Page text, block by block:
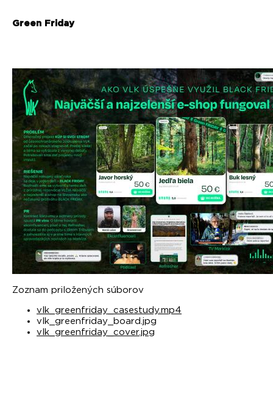
Green Friday
Zoznam priložených súborov
vlk_greenfriday_casestudy.mp4
vlk_greenfriday_board.jpg
vlk_greenfriday_cover.jpg